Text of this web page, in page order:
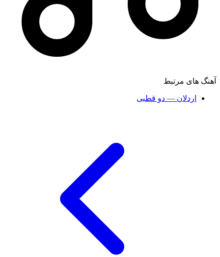
آهنگ های مرتبط
اردلان — دو قطبی